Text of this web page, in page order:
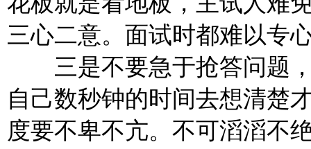
三心二意。面试时都难以专
三是不要急于抢答问题，
自己数秒钟的时间去想清楚
度要不卑不亢。不可滔滔不